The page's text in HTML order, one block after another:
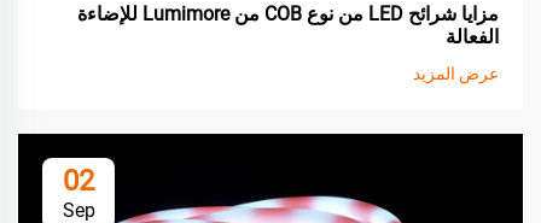
مزايا شرائح LED من نوع COB من Lumimore للإضاءة
الفعالة
عرض المزيد
02
Sep